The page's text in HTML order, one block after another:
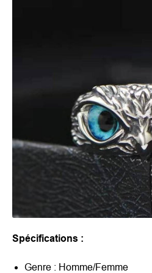
Spécifications :
Genre : Homme/Femme